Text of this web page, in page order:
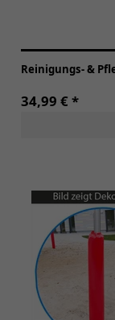
Reinigungs- &
34,99 € *